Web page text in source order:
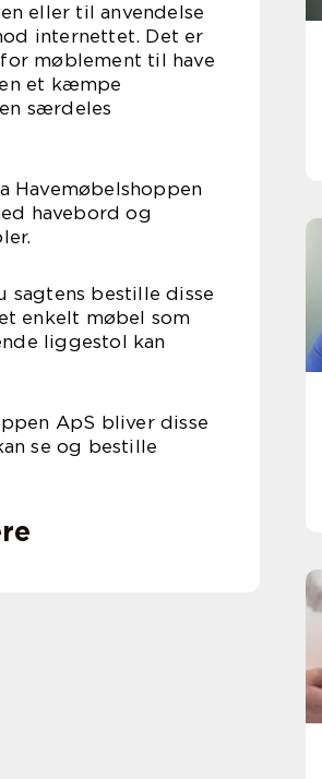
eller til anvendelse
internettet. Det er
møblement til have
et kæmpe
særdeles
Havemøbelshoppen
havebord og
bestille disse
enkelt møbel som
liggestol kan
ApS bliver disse
se og bestille